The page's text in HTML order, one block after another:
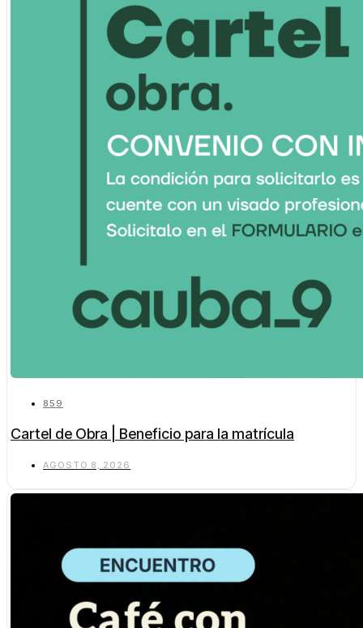
859
Cartel de Obra | Beneficio para la matrícula
AGOSTO 8, 2026